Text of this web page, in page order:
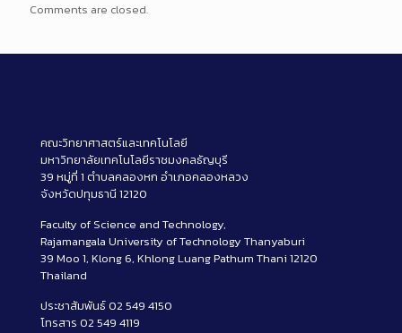
Comments are closed.
คณะวิทยาศาสตร์และเทคโนโลยี
มหาวิทยาลัยเทคโนโลยีราชมงคลธัญบุรี
39 หมู่ที่ 1 ตำบลคลองหก อำเภอคลองหลวง
จังหวัดปทุมธานี 12120
Faculty of Science and Technology,
Rajamangala University of Technology Thanyaburi
39 Moo 1, Klong 6, Khlong Luang Pathum Thani 12120
Thailand
ประชาสัมพันธ์ 02 549 4150
โทรสาร 02 549 4119